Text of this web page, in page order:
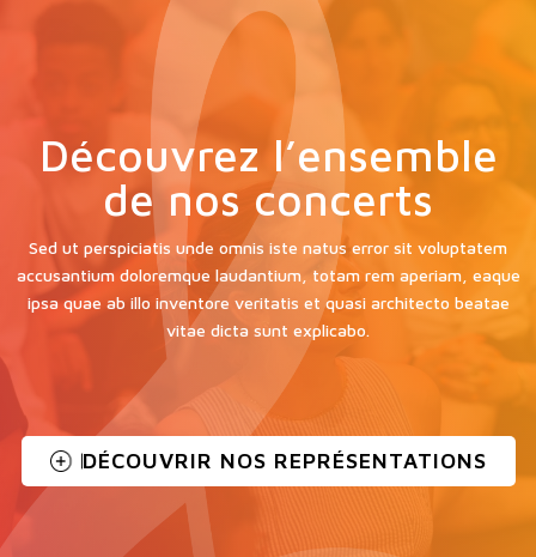
Découvrez l’ensemble
de nos concerts
Sed ut perspiciatis unde omnis iste natus error sit voluptatem
accusantium doloremque laudantium, totam rem aperiam, eaque
ipsa quae ab illo inventore veritatis et quasi architecto beatae
vitae dicta sunt explicabo.
DÉCOUVRIR NOS REPRÉSENTATIONS